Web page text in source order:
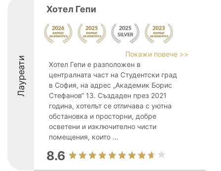
Лауреати
Хотел Гепи
Покажи повече >>
Хотел Гепи е разположен в
централната част на Студентски град
в София, на адрес „Академик Борис
Стефанов“ 13. Създаден през 2021
година, хотелът се отличава с уютна
обстановка и просторни, добре
осветени и изключително чисти
помещения, които ...
8.6